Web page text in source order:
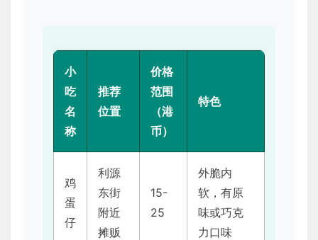
小
吃
名
称
推荐
位置
价格
范围
（港
币）
特色
鸡
蛋
仔
利源
东街
附近
摊贩
15-
25
外脆内
软，有原
味或巧克
力口味